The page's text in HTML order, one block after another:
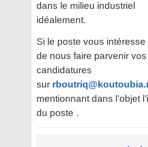
dans le milieu industriel
idéalement.
Si le poste vous intéresse
de nous faire parvenir vos
candidatures
sur
mentionnant dans l’objet
du poste .